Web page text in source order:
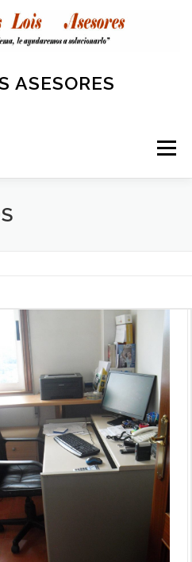
ASESORES
Menú
Y SEGURIDAD SOCIAL